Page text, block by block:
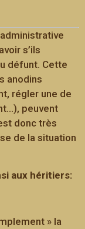
s’ils
défunt. Cette
anodins
régler une de
peuvent
donc très
de la situation
aux héritiers:
» la